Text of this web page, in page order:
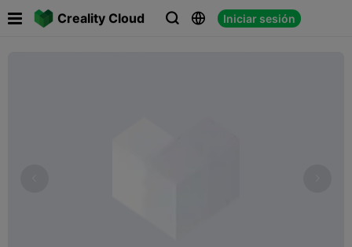
Creality Cloud   Iniciar sesión